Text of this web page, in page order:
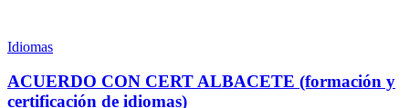
Idiomas
ACUERDO CON CERT ALBACETE (formación y
certificación de idiomas)